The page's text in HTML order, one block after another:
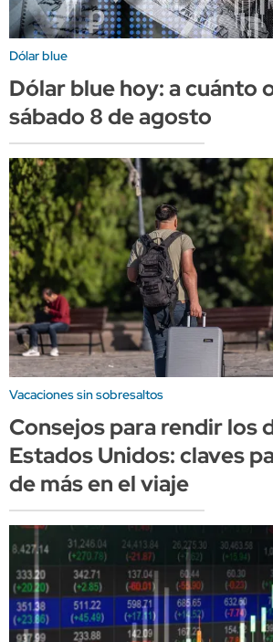
Dólar blue
Dólar blue hoy: a cuánto
sábado 8 de agosto
Vacaciones sin sobresaltos
Consejos para rendir los
Estados Unidos: claves
de más en el viaje